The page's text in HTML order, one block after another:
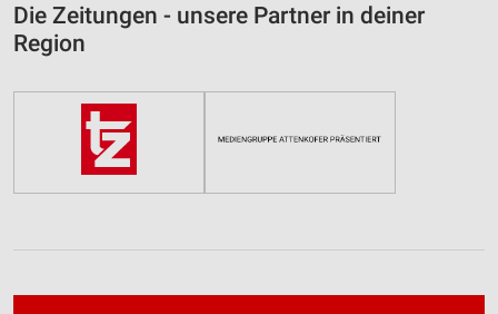
Die Zeitungen - unsere Partner in deiner
Region